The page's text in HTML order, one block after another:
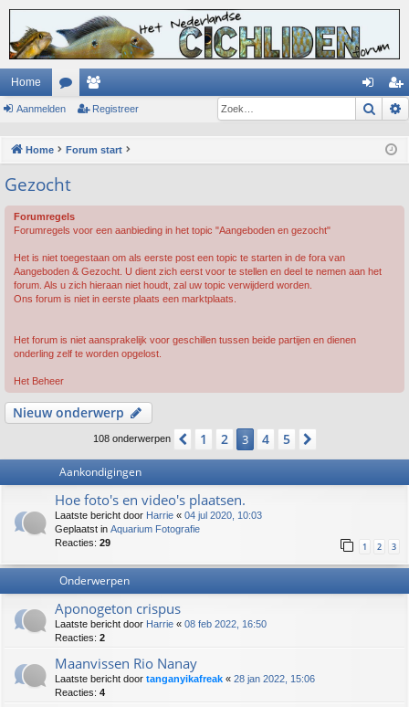
Home
or
m
s
ed an
el
eg
re
Aanmelden Registreer Zoek
Home Forum start
Gezocht
Forumregels
Forumregels voor een aanbieding in het topic "Aangeboden en gezocht"
Het is niet toegestaan om als eerste post een topic te starten in de fora van
Aangeboden & Gezocht. U dient zich eerst voor te stellen en deel te nemen aan het
forum. Als u zich hieraan niet houdt, zal uw topic verwijderd worden.
Ons forum is niet in eerste plaats een marktplaats.
Het forum is niet aansprakelijk voor geschillen tussen beide partijen en dienen
onderling zelf te worden opgelost.
Het Beheer
Nieuw onderwerp
108 onderwerpen Vorige
1 2 3 4 5
Aankondigingen
Hoe foto's en video's plaatsen.
Laatste bericht door Harrie « 04 jul 2020, 10:03
Geplaatst in Aquarium Fotografie
Reacties: 29 1 2 3
Onderwerpen
Aponogeton crispus
Laatste bericht door Harrie « 08 feb 2022, 16:50
Reacties: 2
Maanvissen Rio Nanay
Laatste bericht door tanganyikafreak « 28 jan 2022, 15:06
Reacties: 4